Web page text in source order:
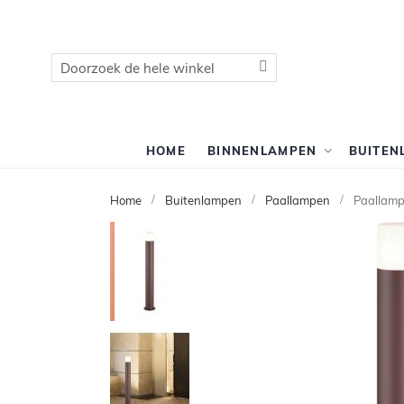
Zoek
HOME BINNENLAMPEN
Home Buitenlampen Paallampen
de
afbeeldingen-
gallerij